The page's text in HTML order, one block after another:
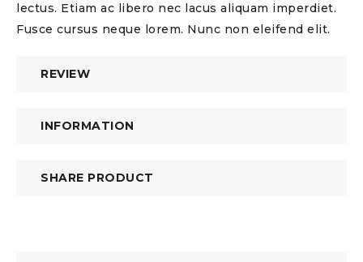
lectus. Etiam ac libero nec lacus aliquam imperdiet.
Fusce cursus neque lorem. Nunc non eleifend elit.
REVIEW
INFORMATION
SHARE PRODUCT